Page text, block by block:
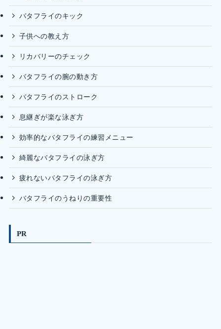
バタフライのキック
子供への教え方
リカバリーのチェック
バタフライの腕の動き方
バタフライのストローク
息継ぎが楽な泳ぎ方
効率的なバタフライの練習メニュー
綺麗なバタフライの泳ぎ方
疲れないバタフライの泳ぎ方
バタフライのうねりの重要性
PR